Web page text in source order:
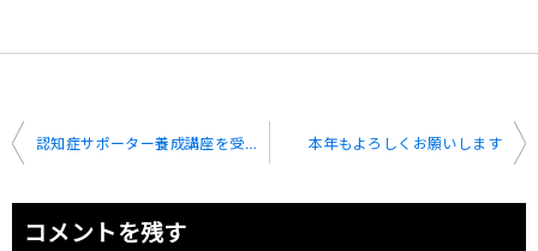
投
認知症サポーター養成講座を受講 本年もよろしくお願いします
コメントを残す